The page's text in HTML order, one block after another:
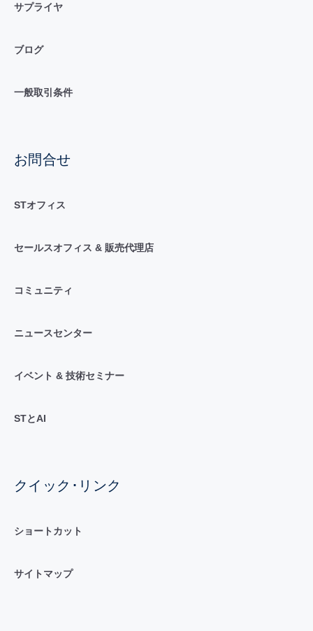
サプライヤ
ブログ
一般取引条件
お問合せ
STオフィス
セールスオフィス & 販売代理店
コミュニティ
ニュースセンター
イベント & 技術セミナー
STとAI
クイック･リンク
ショートカット
サイトマップ